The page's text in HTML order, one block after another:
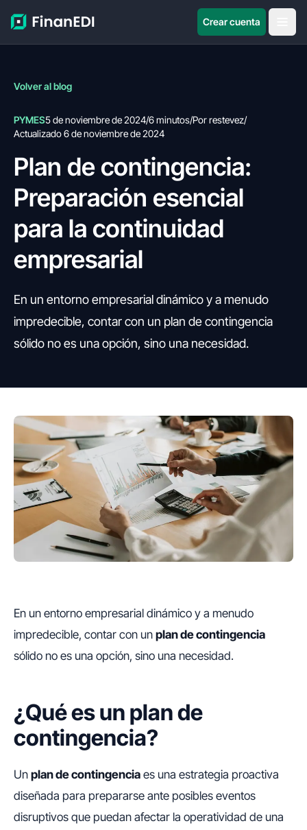
Crear cuenta
Volver al blog
PYMES5 de noviembre de 2024/6 minutos/Por restevez/
Actualizado 6 de noviembre de 2024
Plan de contingencia:
Preparación esencial
para la continuidad
empresarial
En un entorno empresarial dinámico y a menudo
impredecible, contar con un plan de contingencia
sólido no es una opción, sino una necesidad.
En un entorno empresarial dinámico y a menudo
impredecible, contar con un plan de contingencia
sólido no es una opción, sino una necesidad.
¿Qué es un plan de
contingencia?
Un plan de contingencia es una estrategia proactiva
diseñada para prepararse ante posibles eventos
disruptivos que puedan afectar la operatividad de una